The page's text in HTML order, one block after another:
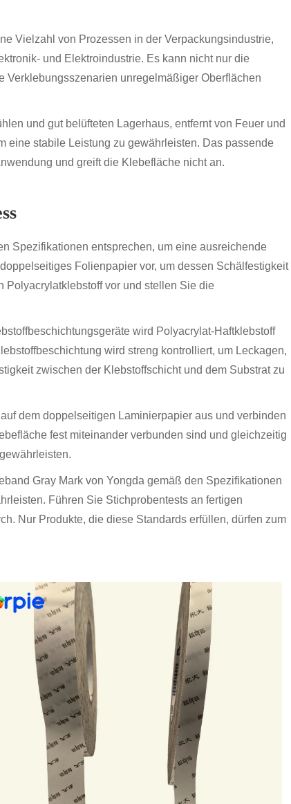
Vielzahl von Prozessen in der Verpackungsindustrie,
und Elektroindustrie. Es kann nicht nur die
Verklebungsszenarien unregelmäßiger Oberflächen
und gut belüfteten Lagerhaus, entfernt von Feuer und
eine stabile Leistung zu gewährleisten. Das passende
und greift die Klebefläche nicht an.
Spezifikationen entsprechen, um eine ausreichende
Folienpapier vor, um dessen Schälfestigkeit
Polyacrylatklebstoff vor und stellen Sie die
wird Polyacrylat-Haftklebstoff
wird streng kontrolliert, um Leckagen,
zwischen der Klebstoffschicht und dem Substrat zu
dem doppelseitigen Laminierpapier aus und verbinden
fest miteinander verbunden sind und gleichzeitig
Gray Mark von Yongda gemäß den Spezifikationen
Führen Sie Stichprobentests an fertigen
Nur Produkte, die diese Standards erfüllen, dürfen zum